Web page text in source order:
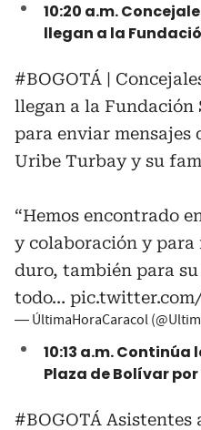
10:20 a.m.
llegan a la
#BOGOTÁ |
llegan a la Fundación
para enviar mensajes
Uribe Turbay y su
“Hemos encontrado
y colaboración y para
duro, también para
todo…
— ÚltimaHoraCaracol
10:13 a.m.
Plaza de Bolívar
#BOGOTÁ Asistentes